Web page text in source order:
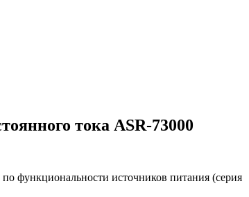
тока ASR-73000
функциональности источников питания (серия